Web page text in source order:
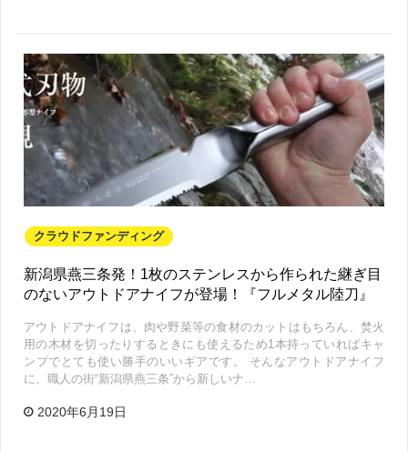
クラウドファンディング
新潟県燕三条発！1枚のステンレスから作られた継ぎ目
のないアウトドアナイフが登場！『フルメタル陸刀』
アウトドアナイフは、肉や野菜等の食材のカットはもちろん、焚火
用の木材を切ったりするときにも使えるため1本持っていればキャ
ンプでとても使い勝手のいいギアです。 そんなアウトドアナイフ
に、職人の街“新潟県燕三条”から新しいナ…
2020年6月19日